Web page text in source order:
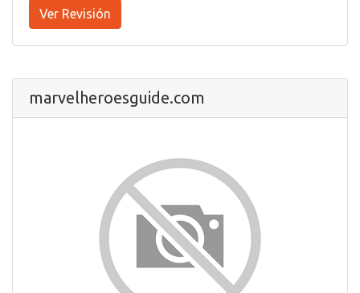
Ver Revisión
marvelheroesguide.com